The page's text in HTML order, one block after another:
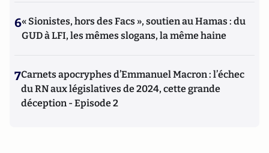
6« Sionistes, hors des Facs », soutien au Hamas : du
GUD à LFI, les mêmes slogans, la même haine
7Carnets apocryphes d’Emmanuel Macron : l’échec
du RN aux législatives de 2024, cette grande
déception - Episode 2